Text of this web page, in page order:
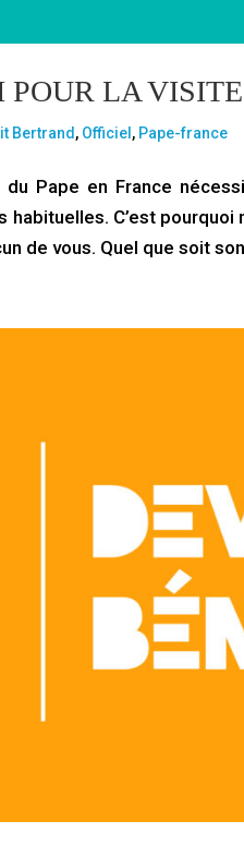
POUR LA
Bertrand , Officiel , Pape-france
du Pape en France
C’est
de vous. Quel que soit